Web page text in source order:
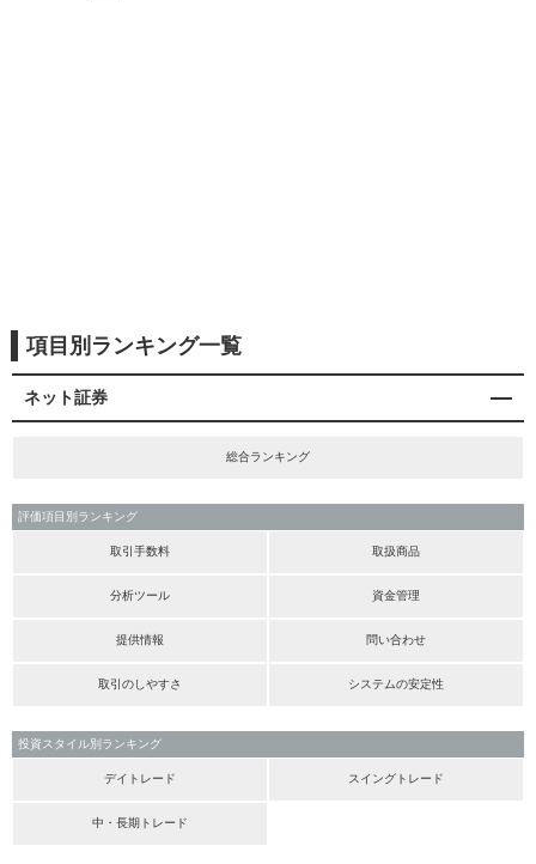
項目別ランキング一覧
ネット証券
総合ランキング
評価項目別ランキング
取引手数料 取扱商品
分析ツール 資金管理
提供情報 問い合わせ
取引のしやすさ システムの安定性
投資スタイル別ランキング
デイトレード スイングトレード
中・長期トレード